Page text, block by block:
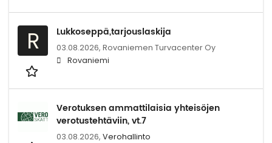
R Lukkoseppä,tarjouslaskija
03.08.2026, Rovaniemen Turvacenter Oy
Rovaniemi
Verotuksen ammattilaisia yhteisöjen
verotustehtäviin, vt.7
03.08.2026, Verohallinto